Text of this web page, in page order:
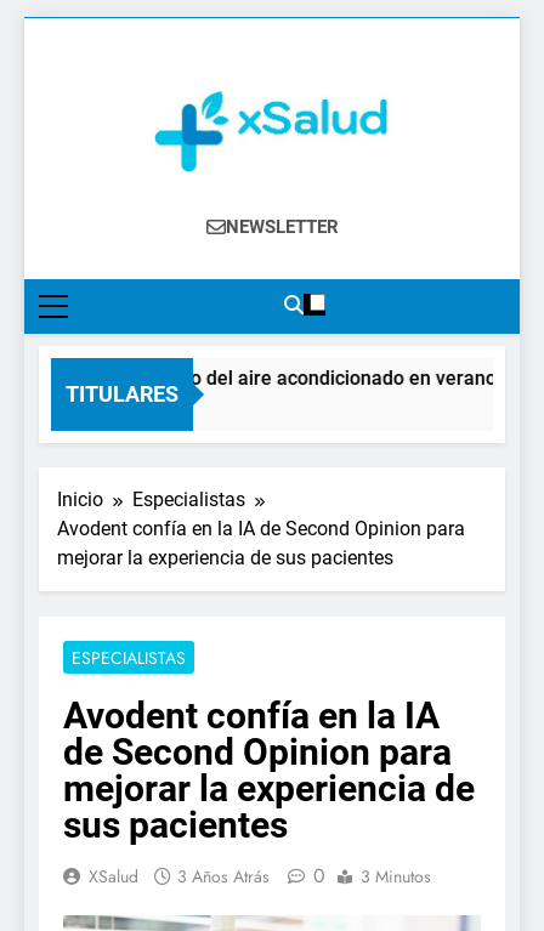
XSalud
Noticias Del Sector Salud. Congresos Y
Farmacéutica, Atención Primaria,
Especialistas, Farmacia, Etc…
NEWSLETTER
TITULARES
El impacto del aire acondicionado en verano:
4 Días Atrás
Inicio
Especialistas
Avodent confía en la IA de Second Opinion para
mejorar la experiencia de sus pacientes
ESPECIALISTAS
Avodent confía en la IA
de Second Opinion para
mejorar la experiencia de
sus pacientes
XSalud 3 Años Atrás 0 3 Minutos